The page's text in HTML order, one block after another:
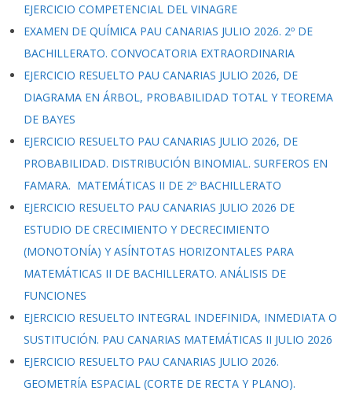
EJERCICIO COMPETENCIAL DEL VINAGRE
EXAMEN DE QUÍMICA PAU CANARIAS JULIO 2026. 2º DE
BACHILLERATO. CONVOCATORIA EXTRAORDINARIA
EJERCICIO RESUELTO PAU CANARIAS JULIO 2026, DE
DIAGRAMA EN ÁRBOL, PROBABILIDAD TOTAL Y TEOREMA
DE BAYES
EJERCICIO RESUELTO PAU CANARIAS JULIO 2026, DE
PROBABILIDAD. DISTRIBUCIÓN BINOMIAL. SURFEROS EN
FAMARA. MATEMÁTICAS II DE 2º BACHILLERATO
EJERCICIO RESUELTO PAU CANARIAS JULIO 2026 DE
ESTUDIO DE CRECIMIENTO Y DECRECIMIENTO
(MONOTONÍA) Y ASÍNTOTAS HORIZONTALES PARA
MATEMÁTICAS II DE BACHILLERATO. ANÁLISIS DE
FUNCIONES
EJERCICIO RESUELTO INTEGRAL INDEFINIDA, INMEDIATA O
SUSTITUCIÓN. PAU CANARIAS MATEMÁTICAS II JULIO 2026
EJERCICIO RESUELTO PAU CANARIAS JULIO 2026.
GEOMETRÍA ESPACIAL (CORTE DE RECTA Y PLANO).